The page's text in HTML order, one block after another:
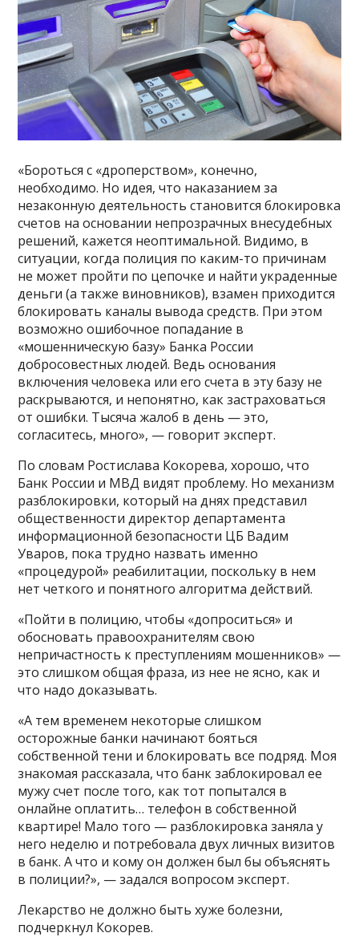
«Бороться с «дроперством», конечно,
необходимо. Но идея, что наказанием за
незаконную деятельность становится блокировка
счетов на основании непрозрачных внесудебных
решений, кажется неоптимальной. Видимо, в
ситуации, когда полиция по каким-то причинам
не может пройти по цепочке и найти украденные
деньги (а также виновников), взамен приходится
блокировать каналы вывода средств. При этом
возможно ошибочное попадание в
«мошенническую базу» Банка России
добросовестных людей. Ведь основания
включения человека или его счета в эту базу не
раскрываются, и непонятно, как застраховаться
от ошибки. Тысяча жалоб в день — это,
согласитесь, много», — говорит эксперт.
По словам Ростислава Кокорева, хорошо, что
Банк России и МВД видят проблему. Но механизм
разблокировки, который на днях представил
общественности директор департамента
информационной безопасности ЦБ Вадим
Уваров, пока трудно назвать именно
«процедурой» реабилитации, поскольку в нем
нет четкого и понятного алгоритма действий.
«Пойти в полицию, чтобы «допроситься» и
обосновать правоохранителям свою
непричастность к преступлениям мошенников» —
это слишком общая фраза, из нее не ясно, как и
что надо доказывать.
«А тем временем некоторые слишком
осторожные банки начинают бояться
собственной тени и блокировать все подряд. Моя
знакомая рассказала, что банк заблокировал ее
мужу счет после того, как тот попытался в
онлайне оплатить… телефон в собственной
квартире! Мало того — разблокировка заняла у
него неделю и потребовала двух личных визитов
в банк. А что и кому он должен был бы объяснять
в полиции?», — задался вопросом эксперт.
Лекарство не должно быть хуже болезни,
подчеркнул Кокорев.